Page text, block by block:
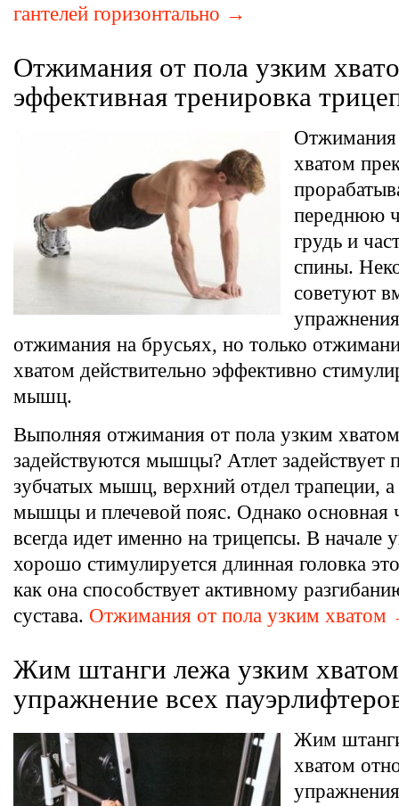
гантелей горизонтально →
Отжимания от пола узким
эффективная тренировка
Отжимания
хватом
переднюю
грудь и
спины.
советуют
отжимания на брусьях, но только
хватом действительно эффективно
мышц.
Выполняя отжимания от пола узким
задействуются мышцы? Атлет задействует
зубчатых мышц, верхний отдел трапеции,
мышцы и плечевой пояс. Однако основная
всегда идет именно на трицепсы. В начале
хорошо стимулируется длинная головка
как она способствует активному
сустава. Отжимания от пола узким
Жим штанги лежа узким
упражнение всех
Жим
хватом